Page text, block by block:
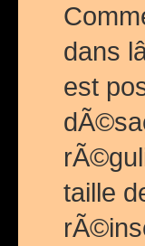
dans
est
taille